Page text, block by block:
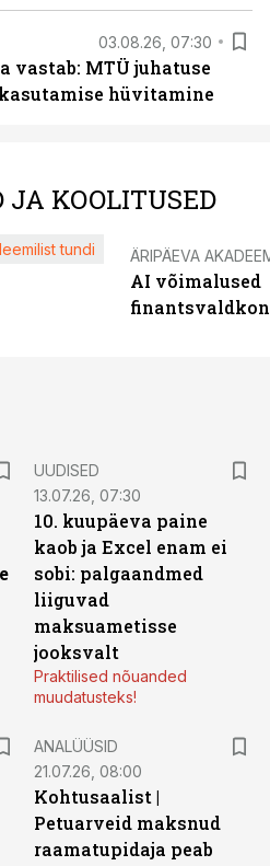
03.08.26, 07:30
vastab: MTÜ juhatuse
hüvitamine
JA KOOLITUSED
tundi ÄRIPÄEVA
AI võimalused
UUDISED
13.07.26, 07:30
10. kuupäeva paine
kaob ja Excel enam ei
sobi: palgaandmed
liiguvad
maksuametisse
jooksvalt
Praktilised nõuanded
muudatusteks!
ANALÜÜSID
21.07.26, 08:00
Kohtusaalist |
Petuarveid maksnud
raamatupidaja peab